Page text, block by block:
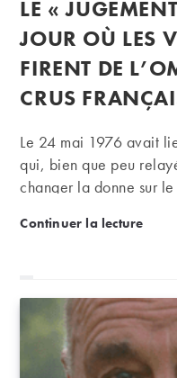
la
publication :
LE «
JOUR OÙ LES
FIRENT DE
CRUS
Le 24 mai 1976 avait
qui, bien que peu
changer la donne sur
vieille Europe ».
Continuer la lectureLe «